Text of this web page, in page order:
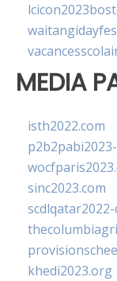
MEDIA
isth2022.com
sinc2023.com
scdlqatar2022-
khedi2023.org